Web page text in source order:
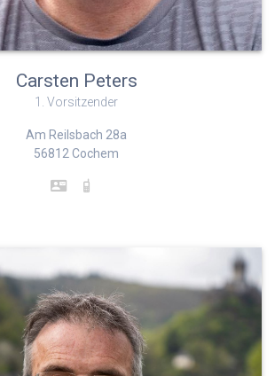
Carsten Peters
1. Vorsitzender
Am Reilsbach 28a
56812 Cochem